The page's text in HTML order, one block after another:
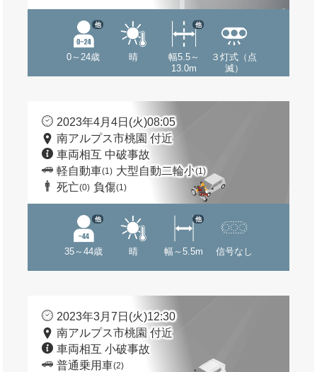
0～24歳
他
晴
幅5.5～
13.0m
他
３灯式（点
滅）
2023年4月4日(火)08:05
南アルプス市桃園 付近
車両相互 中破事故
軽自動車(1) 大型自動二輪小(1)
死亡(0) 負傷(1)
35～44歳
他
晴 幅～5.5m
他
信号なし
2023年3月7日(火)12:30
南アルプス市桃園 付近
車両相互 小破事故
普通乗用車(2)